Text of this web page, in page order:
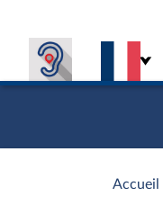
Accueil
d'accueil